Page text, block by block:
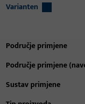
Varianten
Područje primjene
Područje primjene
Sustav primjene